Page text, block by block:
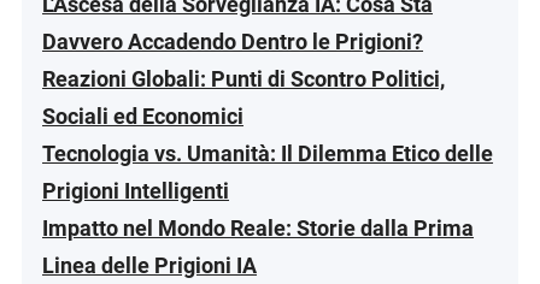
Davvero Accadendo Dentro le Prigioni?
Reazioni Globali: Punti di Scontro Politici,
Sociali ed Economici
Tecnologia vs. Umanità: Il Dilemma Etico delle
Prigioni Intelligenti
Impatto nel Mondo Reale: Storie dalla Prima
Linea delle Prigioni IA